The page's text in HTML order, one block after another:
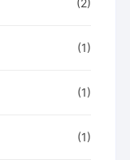
(2)
(1)
(1)
(1)